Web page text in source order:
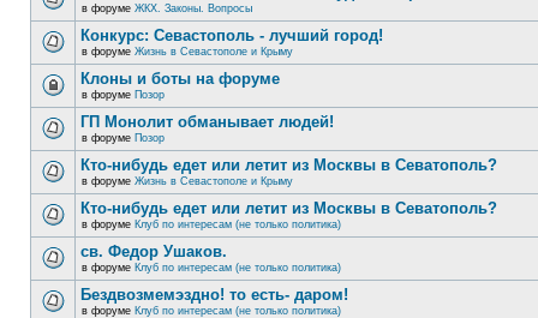
в форуме ЖКХ. Законы. Вопросы
Конкурс: Севастополь - лучший город!
в форуме Жизнь в Севастополе и Крыму
Клоны и боты на форуме
в форуме Позор
ГП Монолит обманывает людей!
в форуме Позор
Кто-нибудь едет или летит из Москвы в Севатополь?
в форуме Жизнь в Севастополе и Крыму
Кто-нибудь едет или летит из Москвы в Севатополь?
в форуме Клуб по интересам (не только политика)
св. Федор Ушаков.
в форуме Клуб по интересам (не только политика)
Бездвозмемэздно! то есть- даром!
в форуме Клуб по интересам (не только политика)